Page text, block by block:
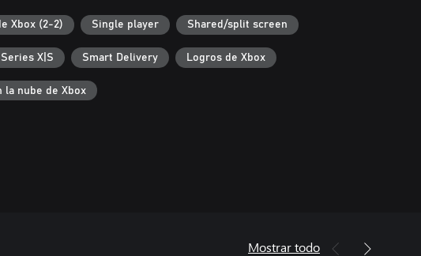
Xbox (2-2) Single player Shared/split screen
X|S Smart Delivery Logros de Xbox
la nube de Xbox
Mostrar todo